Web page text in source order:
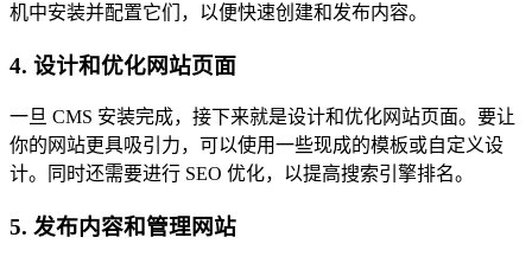
机中安装并配置它们，以便快速创建和发布内容。
4. 设计和优化网站页面
一旦 CMS 安装完成，接下来就是设计和优化网站页面。要让
你的网站更具吸引力，可以使用一些现成的模板或自定义设
计。同时还需要进行 SEO 优化，以提高搜索引擎排名。
5. 发布内容和管理网站